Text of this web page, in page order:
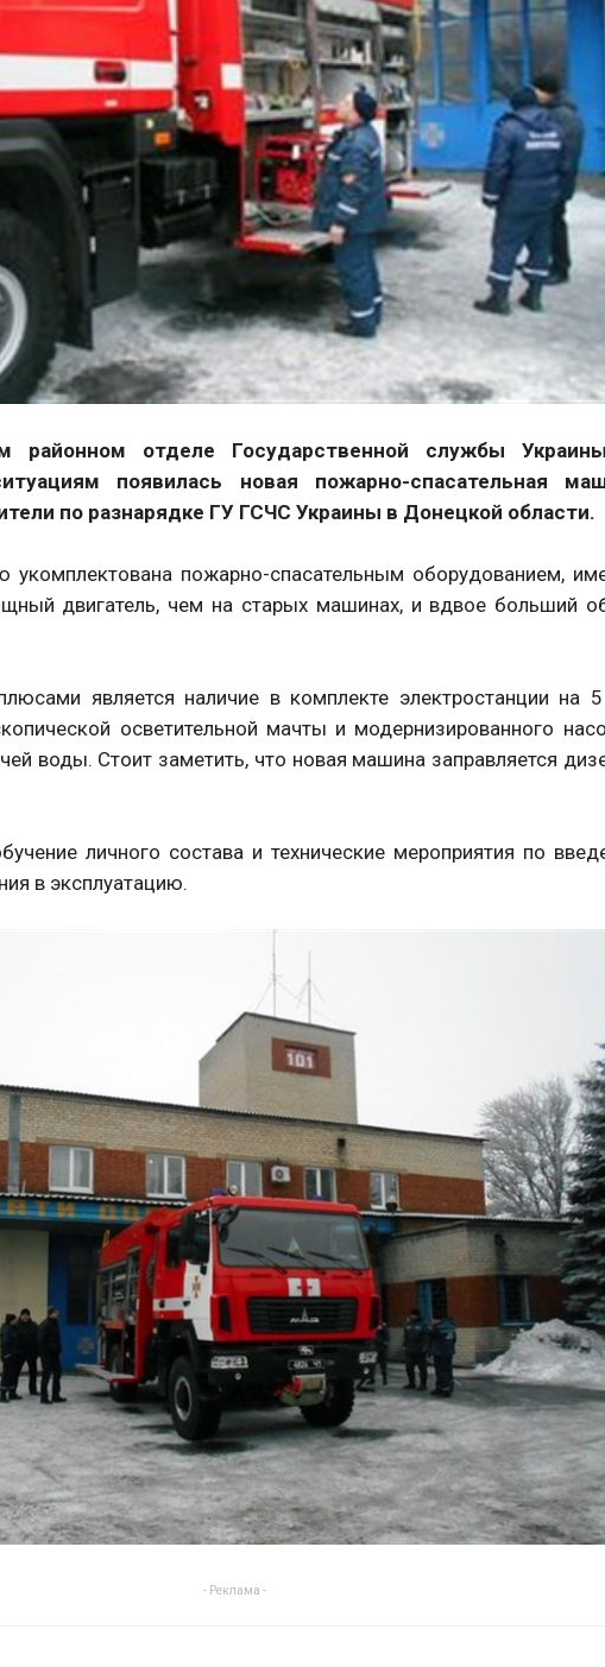
районном отделе Государственной службы
появилась новая пожарно-спасательная
по разнарядке ГУ ГСЧС Украины в Донецкой области.
укомплектована пожарно-спасательным оборудованием,
двигатель, чем на старых машинах, и вдвое больший
является наличие в комплекте электростанции на
осветительной мачты и модернизированного
воды. Стоит заметить, что новая машина заправляется
личного состава и технические мероприятия по
в эксплуатацию.
- Реклама -